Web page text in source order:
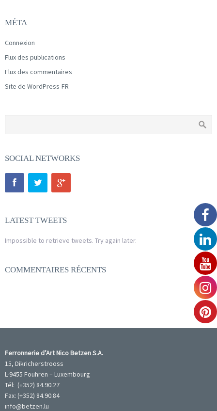
MÉTA
Connexion
Flux des publications
Flux des commentaires
Site de WordPress-FR
SOCIAL NETWORKS
LATEST TWEETS
Impossible to retrieve tweets. Try again later.
COMMENTAIRES RÉCENTS
Ferronnerie d’Art Nico Betzen S.A.
15, Dikricherstrooss
L-9455 Fouhren – Luxembourg
Tél: (+352) 84.90.27
Fax: (+352) 84.90.84
info@betzen.lu